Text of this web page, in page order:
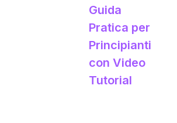
Guida
Pratica per
Principianti
con Video
Tutorial